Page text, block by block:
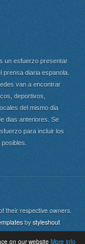
on our website More info
un esfuerzo presentar
prensa diaria espanola.
van a encontrar
deportivos,
del mismo dia
dias anteriores. Se
para incluir los
their respective owners.
by styleshout